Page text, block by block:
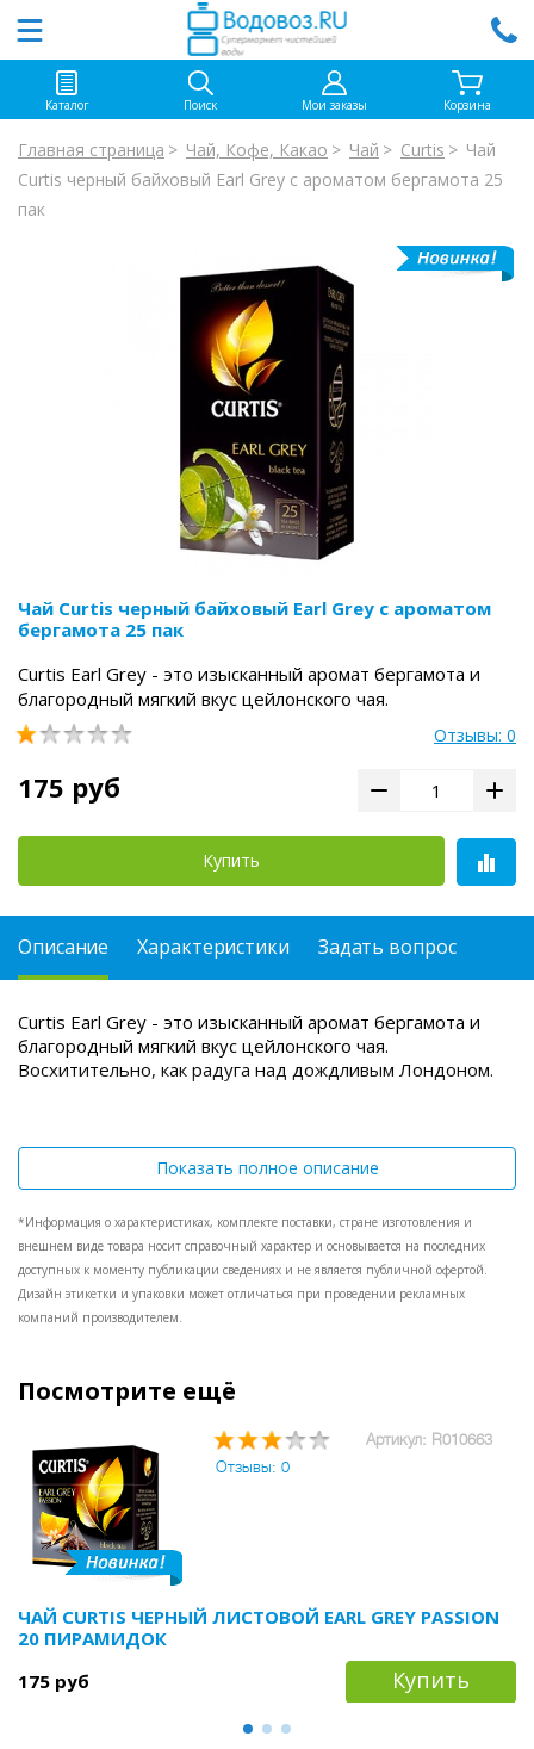
Каталог Поиск Мои заказы Корзина
Главная страница Чай, Кофе, Какао Чай Curtis
Чай
Curtis черный байховый Earl Grey с ароматом бергамота 25
пак
Чай Curtis черный байховый Earl Grey с ароматом
бергамота 25 пак
Curtis Earl Grey - это изысканный аромат бергамота и
благородный мягкий вкус цейлонского чая.
Отзывы: 0
175 руб
Купить
Описание Характеристики Задать вопрос
Curtis Earl Grey - это изысканный аромат бергамота и
благородный мягкий вкус цейлонского чая.
Восхитительно, как радуга над дождливым Лондоном.
Показать полное описание
*Информация о характеристиках, комплекте поставки, стране изготовления и
внешнем виде товара носит справочный характер и основывается на последних
доступных к моменту публикации сведениях и не является публичной офертой.
Дизайн этикетки и упаковки может отличаться при проведении рекламных
компаний производителем.
Посмотрите ещё
Артикул: R010663
Отзывы: 0
ЧАЙ CURTIS ЧЕРНЫЙ ЛИСТОВОЙ EARL GREY PASSION
20 ПИРАМИДОК
175 руб
Купить